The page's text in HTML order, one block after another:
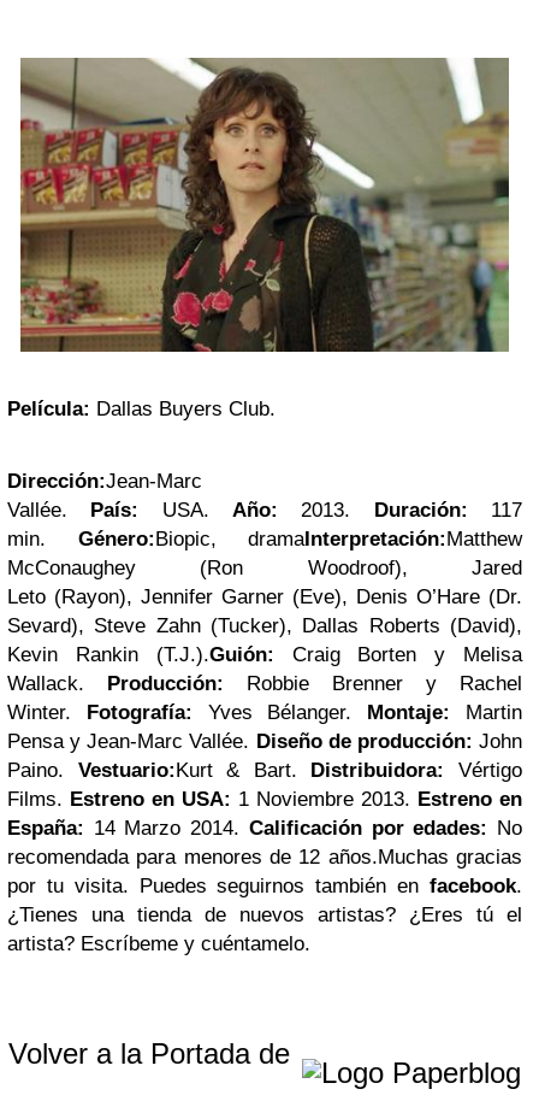
Película: Dallas Buyers Club.
Dirección:Jean-Marc
Vallée. País: USA.Año: 2013. Duración: 117
min. Género:Biopic, dramaInterpretación:Matthew
McConaughey (Ron Woodroof), Jared
Leto (Rayon), Jennifer Garner (Eve), Denis O’Hare (Dr.
Sevard), Steve Zahn(Tucker), Dallas Roberts (David),
Kevin Rankin (T.J.).Guión: Craig Borten y Melisa
Wallack. Producción:
Robbie Brenner y Rachel
Winter. Fotografía: Yves Bélanger. Montaje:
Martin
Pensa y Jean-Marc Vallée. Diseño de producción: John
Paino. Vestuario:Kurt & Bart. Distribuidora:
Vértigo
Films. Estreno en USA: 1 Noviembre 2013. Estreno en
España: 14 Marzo 2014. Calificación por edades: No
recomendada para menores de 12 años.Muchas gracias
por tu visita. Puedes seguirnos también en facebook.
¿Tienes una tienda de nuevos artistas? ¿Eres tú el
artista? Escríbeme y cuéntamelo.
Volver a la Portada de